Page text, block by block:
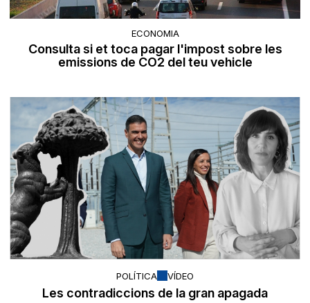
ECONOMIA
Consulta si et toca pagar l'impost sobre les
emissions de CO2 del teu vehicle
POLÍTICA VÍDEO
Les contradiccions de la gran apagada